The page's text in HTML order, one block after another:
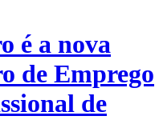
é a nova
de Emprego
de